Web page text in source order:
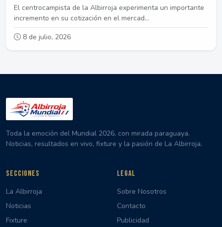
El centrocampista de la Albirroja experimenta un importante
incremento en su cotización en el mercad...
8 de julio, 2026
Toda la emoción del Mundial 2026, con mirada paraguaya.
Noticias, resultados en vivo, fixture y la pasión de La Albirroja.
SECCIONES
La Albirroja
Noticias
Fixture
LEGAL
Sobre Nosotros
Contacto
Publicidad